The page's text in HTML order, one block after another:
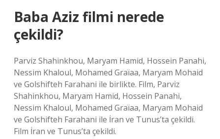
Baba Aziz filmi nerede
çekildi?
Parviz Shahinkhou, Maryam Hamid, Hossein Panahi,
Nessim Khaloul, Mohamed Graïaa, Maryam Mohaid
ve Golshifteh Farahani ile birlikte. Film, Parviz
Shahinkhou, Maryam Hamid, Hossein Panahi,
Nessim Khaloul, Mohamed Graïaa, Maryam Mohaid
ve Golshifteh Farahani ile İran ve Tunus’ta çekildi.
Film İran ve Tunus’ta çekildi.